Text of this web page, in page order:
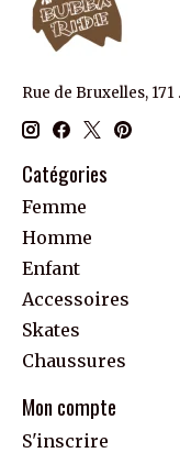
Rue de Bruxelles, 171
Catégories
Femme
Homme
Enfant
Accessoires
Skates
Chaussures
Mon compte
S'inscrire